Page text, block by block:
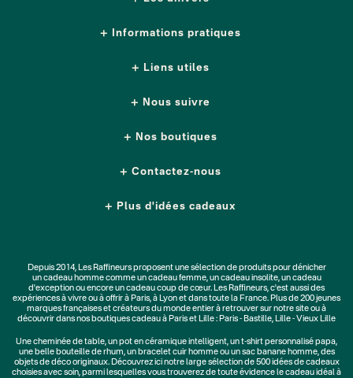
Informations pratiques
Liens utiles
Nous suivre
Nos boutiques
Contactez-nous
Plus d'idées cadeaux
Depuis 2014, Les Raffineurs proposent une sélection de produits pour dénicher
uncadeau hommecomme un cadeau femme, uncadeau insolite, uncadeau
d'exceptionou encore un cadeau coup de cœur. Les Raffineurs, c'est aussi des
expériences à vivreou à offrir à Paris, à Lyon et dans toute la France. Plus de200 jeunes
marquesfrançaises et créateurs du monde entier à retrouver sur notre site ou à
découvrir dans nos boutiques cadeau à Paris et Lille : Paris - Bastille, Lille - Vieux Lille
Unecheminée de table, unpot en céramique intelligent, unt-shirt personnalisé papa,
une belle bouteille de rhum, un bracelet cuir hommeou unsac banane homme, des
objets de déco originaux. Découvrez ici notre large sélection de500 idées de cadeaux
choisies avec soin, parmi lesquelles vous trouverez de toute évidence le cadeau idéal à